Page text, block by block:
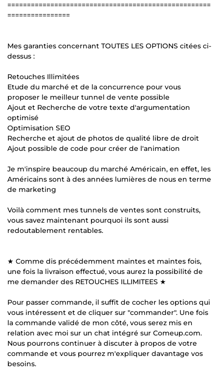
====================================================
================
Mes garanties concernant TOUTES LES OPTIONS citées ci-
dessus :
Retouches Illimitées
Etude du marché et de la concurrence pour vous
proposer le meilleur tunnel de vente possible
Ajout et Recherche de votre texte d'argumentation
optimisé
Optimisation SEO
Recherche et ajout de photos de qualité libre de droit
Ajout possible de code pour créer de l'animation
Je m'inspire beaucoup du marché Américain, en effet, les
Américains sont à des années lumières de nous en terme
de marketing
Voilà comment mes tunnels de ventes sont construits,
vous savez maintenant pourquoi ils sont aussi
redoutablement rentables.
★ Comme dis précédemment maintes et maintes fois,
une fois la livraison effectué, vous aurez la possibilité de
me demander des RETOUCHES ILLIMITEES ★
Pour passer commande, il suffit de cocher les options qui
vous intéressent et de cliquer sur "commander". Une fois
la commande validé de mon côté, vous serez mis en
relation avec moi sur un chat intégré sur Comeup.com.
Nous pourrons continuer à discuter à propos de votre
commande et vous pourrez m'expliquer davantage vos
besoins.